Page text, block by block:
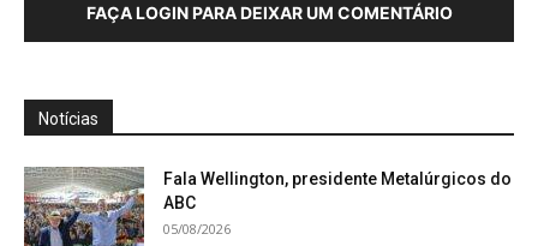
FAÇA LOGIN PARA DEIXAR UM COMENTÁRIO
Notícias
Fala Wellington, presidente Metalúrgicos do
ABC
05/08/2026